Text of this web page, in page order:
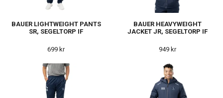
BAUER LIGHTWEIGHT PANTS
SR, SEGELTORP IF
699 kr
BAUER HEAVYWEIGHT
JACKET JR, SEGELTORP IF
949 kr